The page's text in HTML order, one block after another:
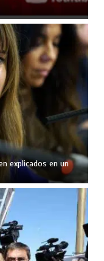
explicados en un